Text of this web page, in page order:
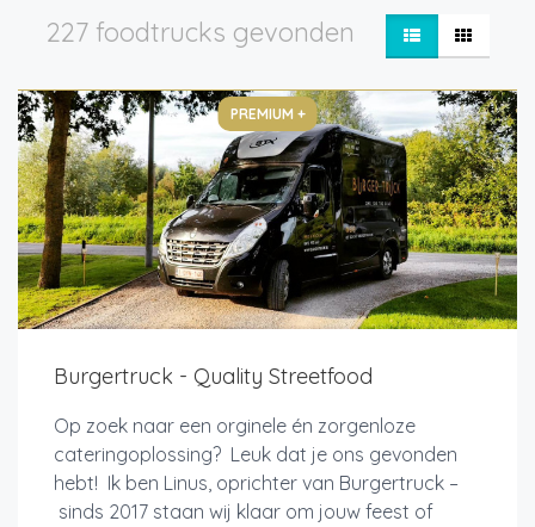
227 foodtrucks gevonden
PREMIUM +
Burgertruck - Quality Streetfood
Op zoek naar een orginele én zorgenloze
cateringoplossing? Leuk dat je ons gevonden
hebt! Ik ben Linus, oprichter van Burgertruck –
sinds 2017 staan wij klaar om jouw feest of